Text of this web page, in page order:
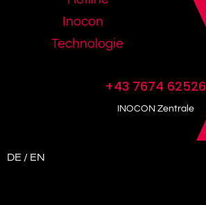
+43 7674 62526
INOCON Zentrale
DE / EN